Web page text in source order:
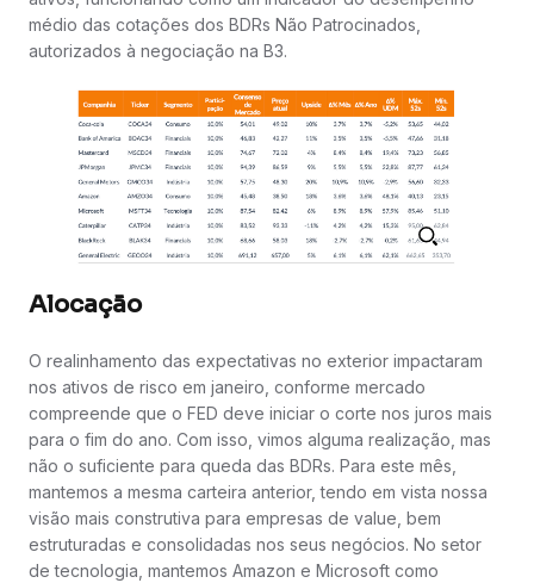
médio das cotações dos BDRs Não Patrocinados,
autorizados à negociação na B3.
Alocação
O realinhamento das expectativas no exterior impactaram
nos ativos de risco em janeiro, conforme mercado
compreende que o FED deve iniciar o corte nos juros mais
para o fim do ano. Com isso, vimos alguma realização, mas
não o suficiente para queda das BDRs. Para este mês,
mantemos a mesma carteira anterior, tendo em vista nossa
visão mais construtiva para empresas de value, bem
estruturadas e consolidadas nos seus negócios. No setor
de tecnologia, mantemos Amazon e Microsoft como